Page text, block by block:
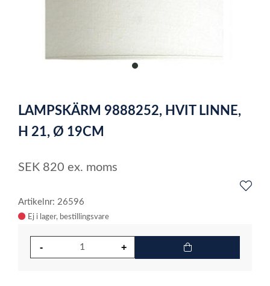
item
of
1
LAMPSKÄRM 9888252, HVIT LINNE,
H 21, Ø 19CM
SEK 820 ex. moms
Artikelnr: 26596
Ej i lager